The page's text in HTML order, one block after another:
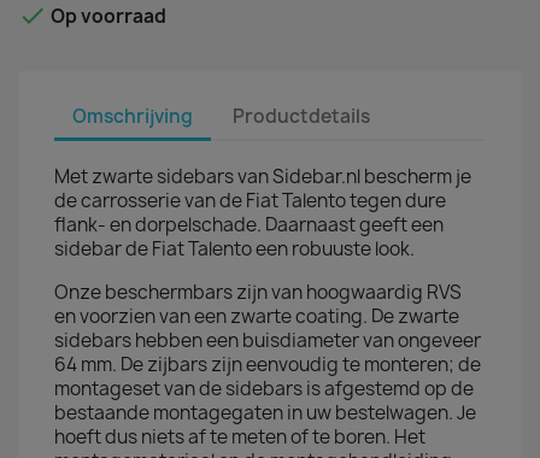
 Op voorraad
Omschrijving Productdetails
Met zwarte sidebars van Sidebar.nl bescherm je
de carrosserie van de Fiat Talento tegen dure
flank- en dorpelschade. Daarnaast geeft een
sidebar de Fiat Talento een robuuste look.
Onze beschermbars zijn van hoogwaardig RVS
en voorzien van een zwarte coating. De zwarte
sidebars hebben een buisdiameter van ongeveer
64 mm. De zijbars zijn eenvoudig te monteren; de
montageset van de sidebars is afgestemd op de
bestaande montagegaten in uw bestelwagen. Je
hoeft dus niets af te meten of te boren. Het